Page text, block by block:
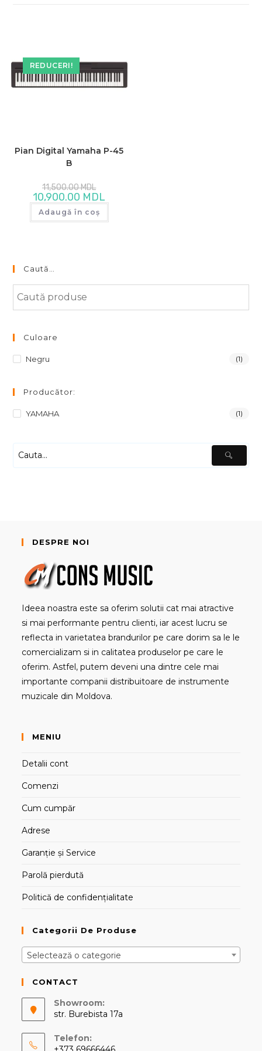
REDUCERI!
Pian Digital Yamaha P-45
B
11,500.00MDL
inițial
a
fost:
11,500.00 MDL.
10,900.00 MDLcurent
10,900.00 MDL.
Adaugă în coș
Caută…
Culoare
Negru (1)
Producător:
YAMAHA (1)
DESPRE NOI
Ideea noastra este sa oferim solutii cat mai atractive
si mai performante pentru clienti, iar acest lucru se
reflecta in varietatea brandurilor pe care dorim sa le le
comercializam si in calitatea produselor pe care le
oferim. Astfel, putem deveni una dintre cele mai
importante companii distribuitoare de instrumente
muzicale din Moldova.
MENIU
Detalii cont
Comenzi
Cum cumpăr
Adrese
Garanție și Service
Parolă pierdută
Politică de confidențialitate
Categorii De Produse
Selectează o categorie
CONTACT
Showroom:
str. Burebista 17a
Telefon: